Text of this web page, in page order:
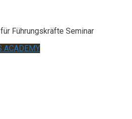
Führungskräfte Seminar
ACADEMY